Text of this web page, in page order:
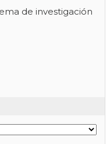
de investigación